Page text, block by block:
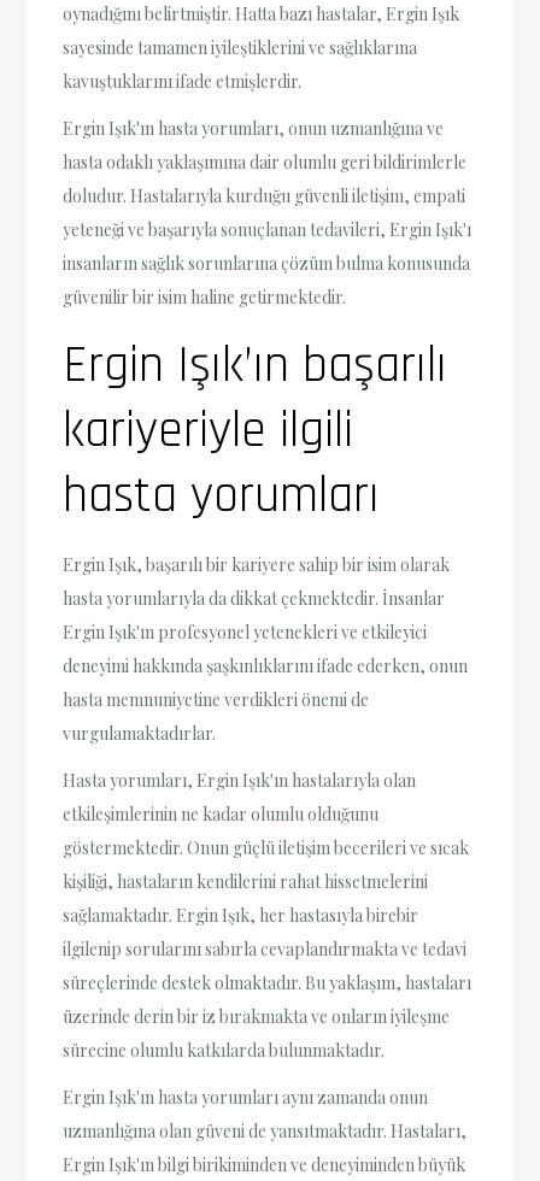
oynadığını belirtmiştir. Hatta bazı hastalar, Ergin Işık
sayesinde tamamen iyileştiklerini ve sağlıklarına
kavuştuklarını ifade etmişlerdir.
Ergin Işık'ın hasta yorumları, onun uzmanlığına ve
hasta odaklı yaklaşımına dair olumlu geri bildirimlerle
doludur. Hastalarıyla kurduğu güvenli iletişim, empati
yeteneği ve başarıyla sonuçlanan tedavileri, Ergin Işık'ı
insanların sağlık sorunlarına çözüm bulma konusunda
güvenilir bir isim haline getirmektedir.
Ergin Işık’ın başarılı
kariyeriyle ilgili
hasta yorumları
Ergin Işık, başarılı bir kariyere sahip bir isim olarak
hasta yorumlarıyla da dikkat çekmektedir. İnsanlar
Ergin Işık'ın profesyonel yetenekleri ve etkileyici
deneyimi hakkında şaşkınlıklarını ifade ederken, onun
hasta memnuniyetine verdikleri önemi de
vurgulamaktadırlar.
Hasta yorumları, Ergin Işık'ın hastalarıyla olan
etkileşimlerinin ne kadar olumlu olduğunu
göstermektedir. Onun güçlü iletişim becerileri ve sıcak
kişiliği, hastaların kendilerini rahat hissetmelerini
sağlamaktadır. Ergin Işık, her hastasıyla birebir
ilgilenip sorularını sabırla cevaplandırmakta ve tedavi
süreçlerinde destek olmaktadır. Bu yaklaşım, hastaları
üzerinde derin bir iz bırakmakta ve onların iyileşme
sürecine olumlu katkılarda bulunmaktadır.
Ergin Işık'ın hasta yorumları aynı zamanda onun
uzmanlığına olan güveni de yansıtmaktadır. Hastaları,
Ergin Işık'ın bilgi birikiminden ve deneyiminden büyük